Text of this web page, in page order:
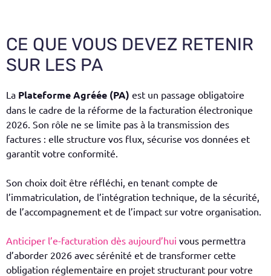
CE QUE VOUS DEVEZ RETENIR
SUR LES PA
La Plateforme Agréée (PA) est un passage obligatoire
dans le cadre de la réforme de la facturation électronique
2026. Son rôle ne se limite pas à la transmission des
factures : elle structure vos flux, sécurise vos données et
garantit votre conformité.
Son choix doit être réfléchi, en tenant compte de
l’immatriculation, de l’intégration technique, de la sécurité,
de l’accompagnement et de l’impact sur votre organisation.
Anticiper l’e-facturation dès aujourd’hui vous permettra
d’aborder 2026 avec sérénité et de transformer cette
obligation réglementaire en projet structurant pour votre